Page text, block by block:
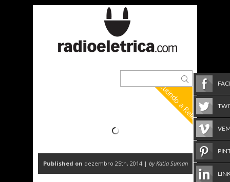
Discutindo a Relação
Published on dezembro 25th, 2014 | by Katia Suman